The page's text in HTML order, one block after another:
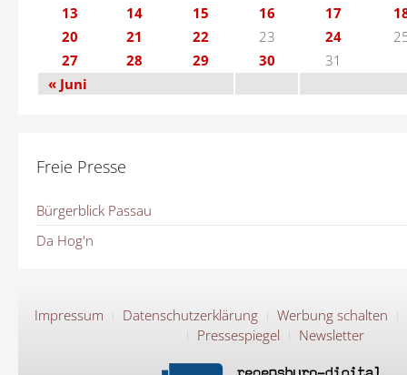
13
14 15 16 17
20
21 22 23 24
27
28 29 30
31
« Juni
Freie Presse
Bürgerblick Passau
Da Hog'n
Impressum Datenschutzerklärung
Werbung schalten
Pressespiegel
Newsletter